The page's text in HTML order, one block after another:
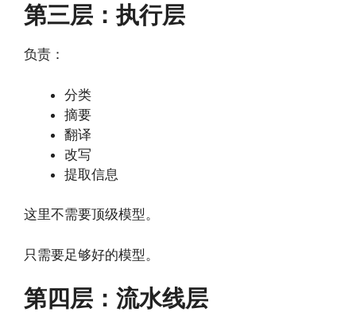
第三层：执行层
负责：
分类
摘要
翻译
改写
提取信息
这里不需要顶级模型。
只需要足够好的模型。
第四层：流水线层